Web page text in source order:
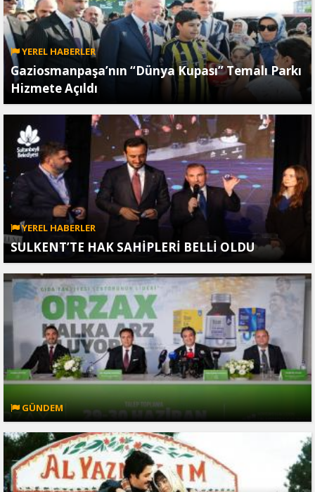
YEREL HABERLER
Gaziosmanpaşa’nın “Dünya Kupası” Temalı Parkı
Hizmete Açıldı
YEREL HABERLER
SULKENT’TE HAK SAHİPLERİ BELLİ OLDU
GÜNDEM